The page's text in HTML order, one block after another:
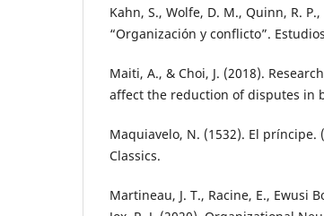
Kahn, S., Wolfe, D. M., Quinn, R.
“Organización y conflicto”.
Maiti, A., & Choi, J. (2018).
affect the reduction of disputes in
Maquiavelo, N. (1532). El príncipe.
Classics.
Martineau, J. T., Racine, E., Ewusi